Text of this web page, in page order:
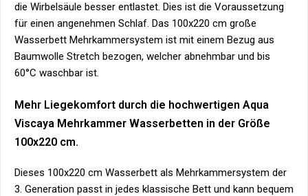
die Wirbelsäule besser entlastet. Dies ist die Voraussetzung
für einen angenehmen Schlaf. Das 100x220 cm große
Wasserbett Mehrkammersystem ist mit einem Bezug aus
Baumwolle Stretch bezogen, welcher abnehmbar und bis
60°C waschbar ist.
Mehr Liegekomfort durch die hochwertigen Aqua
Viscaya Mehrkammer Wasserbetten in der Größe
100x220 cm.
Dieses 100x220 cm Wasserbett als Mehrkammersystem der
3. Generation passt in jedes klassische Bett und kann bequem